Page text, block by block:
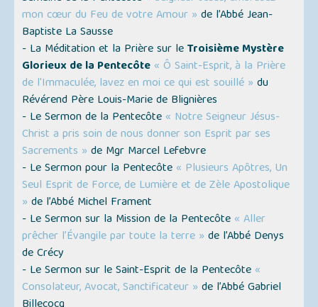
mon cœur du Feu de votre Amour » de l’Abbé Jean-
Baptiste La Sausse
- La Méditation et la Prière sur leTroisième Mystère
Glorieux de la Pentecôte « Ô Saint-Esprit, à la Prière
de l'Immaculée, lavez en moi ce qui est souillé » du
Révérend Père Louis-Marie de Blignières
- Le Sermon de la Pentecôte « Notre Seigneur Jésus-
Christ a pris soin de nous donner son Esprit par ses
Sacrements » de Mgr Marcel Lefebvre
- Le Sermon pour la Pentecôte « Plusieurs Apôtres, Un
Seul Esprit de Force, de Lumière et de Zèle Apostolique
» de l’Abbé Michel Frament
- Le Sermon sur la Mission de la Pentecôte « Aller
prêcher l’Évangile par toute la terre » de l’Abbé Denys
de Crécy
- Le Sermon sur le Saint-Esprit de la Pentecôte «
Consolateur, Avocat, Sanctificateur » de l’Abbé Gabriel